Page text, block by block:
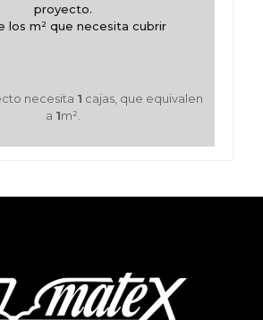
proyecto.
los m² que necesita cubrir
necesita 1 cajas, que equivalen
a 1m².